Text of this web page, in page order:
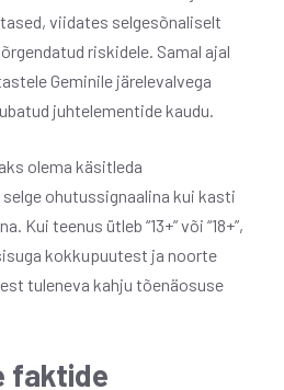
viidates selgesõnaliselt
riskidele. Samal ajal
Geminile järelevalvega
juhtelementide kaudu.
olema käsitleda
ohutussignaalina kui kasti
Kui teenus ütleb “13+” või “18+”,
kokkupuutest ja noorte
tuleneva kahju tõenäosuse
faktide